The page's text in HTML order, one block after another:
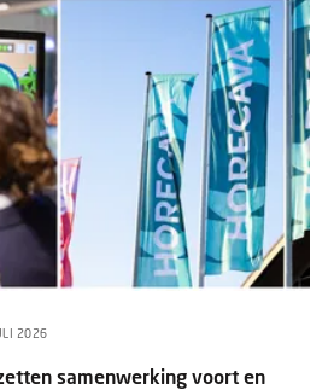
2026
samenwerking voort en